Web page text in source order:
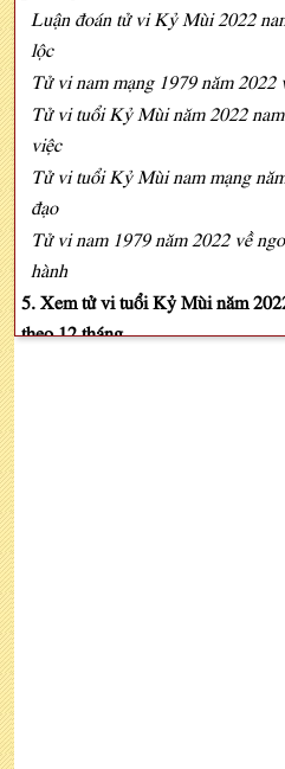
Luận đoán tử vi Kỷ Mùi 2022
lộc
Tử vi nam mạng 1979 năm 2022
Tử vi tuổi Kỷ Mùi năm 2022
việc
Tử vi tuổi Kỷ Mùi nam mạng
đạo
Tử vi nam 1979 năm 2022 về
hành
5. Xem tử vi tuổi Kỷ Mùi năm
theo 12 tháng